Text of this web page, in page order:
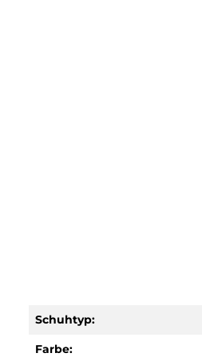
Schuhtyp:
Farbe: